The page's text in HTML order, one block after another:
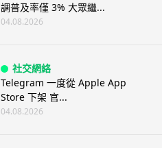
調普及率僅 3% 大眾繼...
04.08.2026
社交網絡
Telegram 一度從 Apple App
Store 下架 官...
04.08.2026